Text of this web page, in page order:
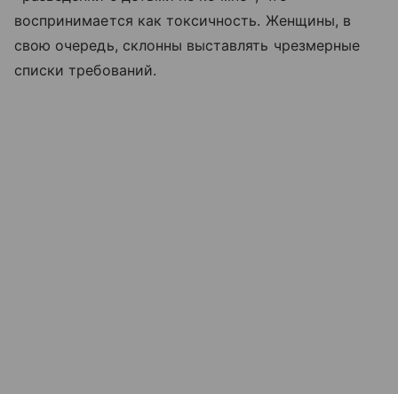
воспринимается как токсичность. Женщины, в
свою очередь, склонны выставлять чрезмерные
списки требований.